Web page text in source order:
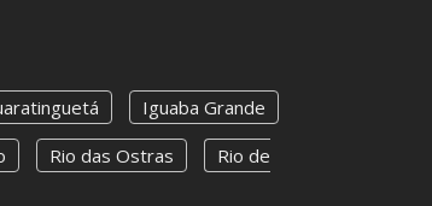
Iguaba Grande
Rio das Ostras
Rio de